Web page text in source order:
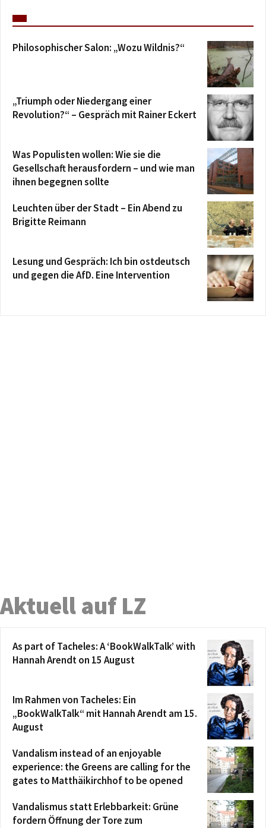
Philosophischer Salon: „Wozu Wildnis?“
„Triumph oder Niedergang einer
Revolution?“ – Gespräch mit Rainer Eckert
Was Populisten wollen: Wie sie die
Gesellschaft herausfordern – und wie man
ihnen begegnen sollte
Leuchten über der Stadt – Ein Abend zu
Brigitte Reimann
Lesung und Gespräch: Ich bin ostdeutsch
und gegen die AfD. Eine Intervention
Aktuell auf LZ
As part of Tacheles: A ‘BookWalkTalk’ with
Hannah Arendt on 15 August
Im Rahmen von Tacheles: Ein
„BookWalkTalk“ mit Hannah Arendt am 15.
August
Vandalism instead of an enjoyable
experience: the Greens are calling for the
gates to Matthäikirchhof to be opened
Vandalismus statt Erlebbarkeit: Grüne
fordern Öffnung der Tore zum